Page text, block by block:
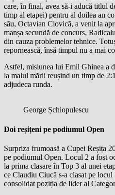
care, în final, avea să-i aducă titlul
timp al etapei) pentru al doilea an
său, Octavian Ciovică, a venit la
manșa secundă de concurs,
din cauza problemelor tehnice.
repornească, însă timpul nu a mai
Astfel, misiunea lui Emil Ghinea a
la malul mării reușind un timp de
adjudeca runda.
George Șchiopulescu
Doi reșițeni pe podiumul Open
Surpriza frumoasă a Cupei Reșița
pe podiumul Open. Locul 2 a fost
la prima clasare în Top 3 al unei
ce Claudiu Ciucă s-a clasat pe locul
consolidat poziția de lider al